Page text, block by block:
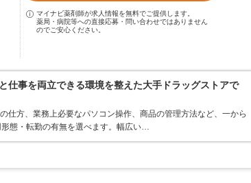
マイナビ薬剤師が求人情報を無料でご提供します。
薬局・病院等への直接応募・問い合わせではありません
のでご安心ください。
仕事を両立できる環境を整えた大手ドラッグストアで
仕方、業務上必要なパソコン操作、商品の管理方法など、一から
態・転勤の有無を選べます。幅広い…